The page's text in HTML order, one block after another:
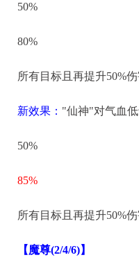
50%
80%
所有目标且再提升50%伤
新效果： "仙神"对气血
50%
85%
所有目标且再提升50%伤
【魔尊(2/4/6)】